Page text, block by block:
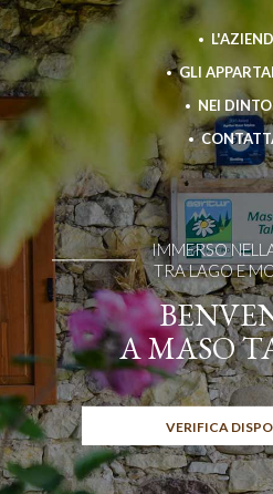
GLI
NEI
IMMERSO
TRA LAGO E
A MASO
VERIFICA